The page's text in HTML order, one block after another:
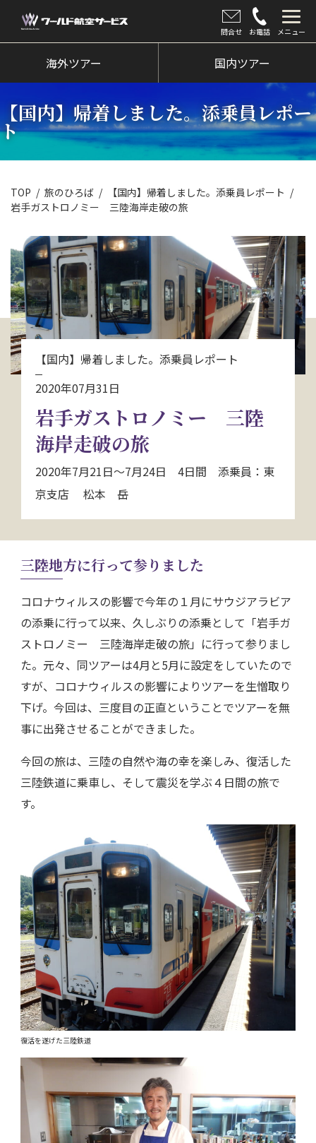
問合せ お電話 メニュー
海外ツアー
クルーズツアー
ツアー催行状況
旅のひろば
イベント
新着情報
会社情報
お問い合わせ
電話にてお問い合わせ
海外ツアー 国内ツアー
【国内】帰着しました。添乗員レポー
ト
TOP 旅のひろば
【国内】帰着しました。添乗員レポート
岩手ガストロノミー 三陸海岸走破の旅
【国内】帰着しました。添乗員レポート
2020年07月31日
岩手ガストロノミー 三陸
海岸走破の旅
2020年7月21日～7月24日 4日間 添乗員：東
京支店 松本 岳
三陸地方に行って参りました
コロナウィルスの影響で今年の１月にサウジアラビア
の添乗に行って以来、久しぶりの添乗として「岩手ガ
ストロノミー 三陸海岸走破の旅」に行って参りまし
た。元々、同ツアーは4月と5月に設定をしていたので
すが、コロナウィルスの影響によりツアーを生憎取り
下げ。今回は、三度目の正直ということでツアーを無
事に出発させることができました。
今回の旅は、三陸の自然や海の幸を楽しみ、復活した
三陸鉄道に乗車し、そして震災を学ぶ４日間の旅で
す。
復活を遂げた三陸鉄道